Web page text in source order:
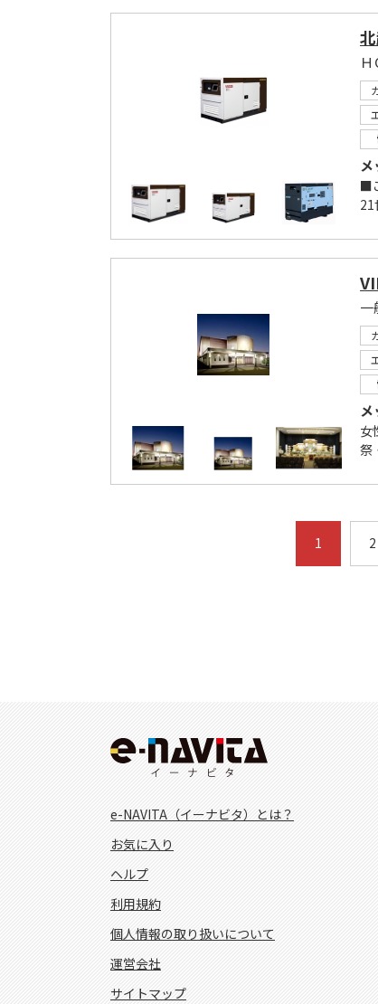
■
21
一
女
祭
1 2
e-NAVITA（イーナビタ）とは？
お気に入り
ヘルプ
利用規約
個人情報の取り扱いについて
運営会社
サイトマップ